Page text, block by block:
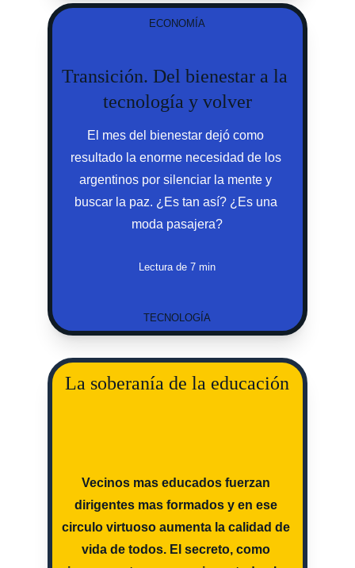
ECONOMÍA
TECNOLOGÍA
Transición. Del bienestar a la
tecnología y volver
La soberanía de la educación
El mes del bienestar dejó como
resultado la enorme necesidad de los
argentinos por silenciar la mente y
buscar la paz. ¿Es tan así? ¿Es una
moda pasajera?
Vecinos mas educados fuerzan
dirigentes mas formados y en ese
circulo virtuoso aumenta la calidad de
vida de todos. El secreto, como
Lectura de 7 min